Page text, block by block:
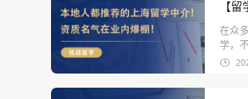
【
在众
学，
欢迎